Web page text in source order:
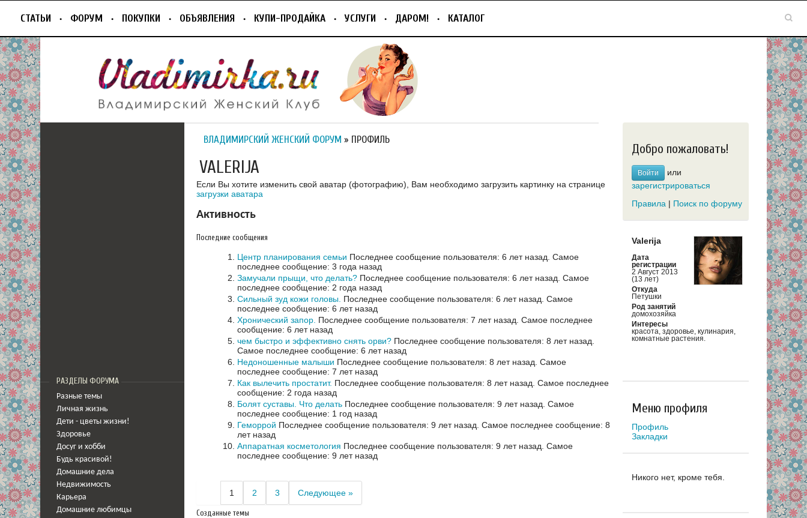
СТАТЬИ ФОРУМ ПОКУПКИ ОБЪЯВЛЕНИЯ КУПИ-ПРОДАЙКА УСЛУГИ ДАРОМ! КАТАЛОГ
РАЗДЕЛЫ ФОРУМА
Разные темы
Личная жизнь
Дети - цветы жизни!
Здоровье
Досуг и хобби
Будь красивой!
Домашние дела
Недвижимость
Карьера
Домашние любимцы
ВЛАДИМИРСКИЙ ЖЕНСКИЙ ФОРУМ » ПРОФИЛЬ
VALERIJA
Если Вы хотите изменить свой аватар (фотографию), Вам необходимо загрузить картинку на странице
загрузки аватара
Активность
Последние сообщения
Центр планирования семьи Последнее сообщение пользователя: 6 лет назад. Самое
последнее сообщение: 3 года назад
Замучали прыщи, что делать? Последнее сообщение пользователя: 6 лет назад. Самое
последнее сообщение: 2 года назад
Сильный зуд кожи головы. Последнее сообщение пользователя: 6 лет назад. Самое
последнее сообщение: 6 лет назад
Хронический запор. Последнее сообщение пользователя: 7 лет назад. Самое последнее
сообщение: 6 лет назад
чем быстро и эффективно снять орви? Последнее сообщение пользователя: 8 лет назад.
Самое последнее сообщение: 6 лет назад
Недоношенные малыши Последнее сообщение пользователя: 8 лет назад. Самое
последнее сообщение: 7 лет назад
Как вылечить простатит. Последнее сообщение пользователя: 8 лет назад. Самое последнее
сообщение: 2 года назад
Болят суставы. Что делать Последнее сообщение пользователя: 9 лет назад. Самое
последнее сообщение: 1 год назад
Геморрой Последнее сообщение пользователя: 9 лет назад. Самое последнее сообщение: 8
лет назад
Аппаратная косметология Последнее сообщение пользователя: 9 лет назад. Самое
последнее сообщение: 9 лет назад
1 2 3 Следующее »
Созданные темы
Добро пожаловать!
Войти
или
зарегистрироваться
Правила | Поиск по форуму
Valerija
Дата
регистрации
2 Август 2013
(13 лет)
Откуда
Петушки
Род занятий
домохозяйка
Интересы
красота, здоровье, кулинария,
комнатные растения.
Меню профиля
Профиль
Закладки
Никого нет, кроме тебя.